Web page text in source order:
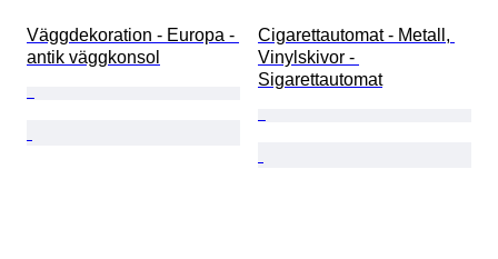
Väggdekoration - Europa -
antik väggkonsol
Cigarettautomat - Metall,
Vinylskivor -
Sigarettautomat